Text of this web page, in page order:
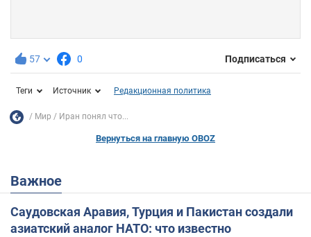
57 0 Подписаться
Теги Источник Редакционная политика
Мир Иран понял что...
Вернуться на главную OBOZ
Важное
Саудовская Аравия, Турция и Пакистан создали
азиатский аналог НАТО: что известно